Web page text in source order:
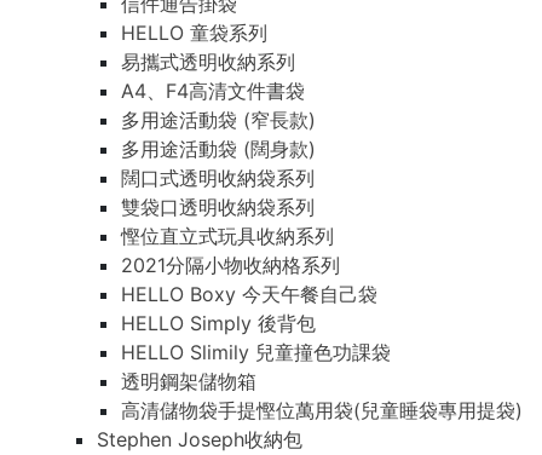
HELLO 童袋系列
易攜式透明收納系列
A4、F4高清文件書袋
多用途活動袋 (窄長款)
多用途活動袋 (闊身款)
闊口式透明收納袋系列
雙袋口透明收納袋系列
慳位直立式玩具收納系列
2021分隔小物收納格系列
HELLO Boxy 今天午餐自己袋
HELLO Simply 後背包
HELLO Slimily 兒童撞色功課袋
透明鋼架儲物箱
高清儲物袋手提慳位萬用袋(兒童睡袋專用提袋)
Stephen Joseph收納包